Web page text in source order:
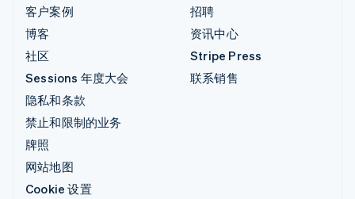
客户案例
博客
社区
Sessions 年度大会
隐私和条款
禁止和限制的业务
牌照
网站地图
Cookie 设置
招聘
资讯中心
Stripe Press
联系销售